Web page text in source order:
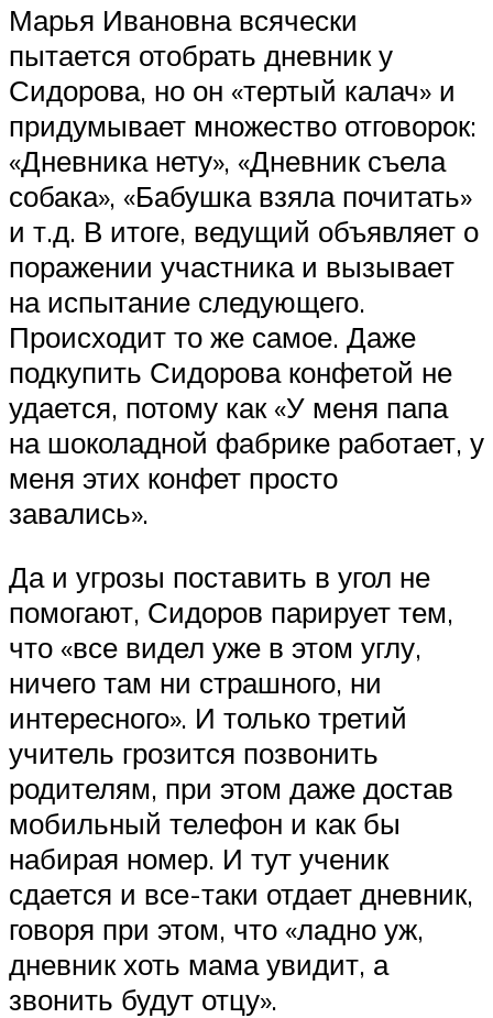
Марья Ивановна всячески
пытается отобрать дневник у
Сидорова, но он «тертый калач» и
придумывает множество отговорок:
«Дневника нету», «Дневник съела
собака», «Бабушка взяла почитать»
и т.д. В итоге, ведущий объявляет о
поражении участника и вызывает
на испытание следующего.
Происходит то же самое. Даже
подкупить Сидорова конфетой не
удается, потому как «У меня папа
на шоколадной фабрике работает, у
меня этих конфет просто
завались».
Да и угрозы поставить в угол не
помогают, Сидоров парирует тем,
что «все видел уже в этом углу,
ничего там ни страшного, ни
интересного». И только третий
учитель грозится позвонить
родителям, при этом даже достав
мобильный телефон и как бы
набирая номер. И тут ученик
сдается и все-таки отдает дневник,
говоря при этом, что «ладно уж,
дневник хоть мама увидит, а
звонить будут отцу».